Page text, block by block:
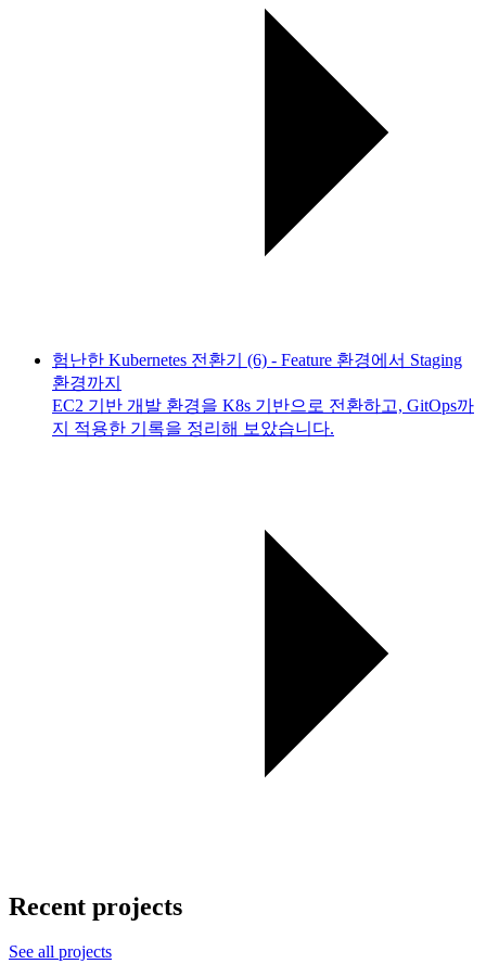
험난한 Kubernetes 전환기 (6) - Feature 환경에서 Staging
환경까지
EC2 기반 개발 환경을 K8s 기반으로 전환하고, GitOps까
지 적용한 기록을 정리해 보았습니다.
Recent projects
See all projects